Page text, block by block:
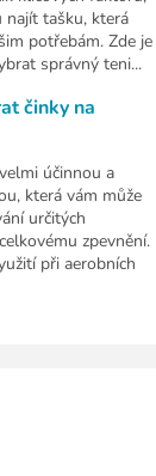
najít tašku, která
potřebám. Zde je
správný teni...
činky na
účinnou a
která vám může
určitých
zpevnění.
při aerobních